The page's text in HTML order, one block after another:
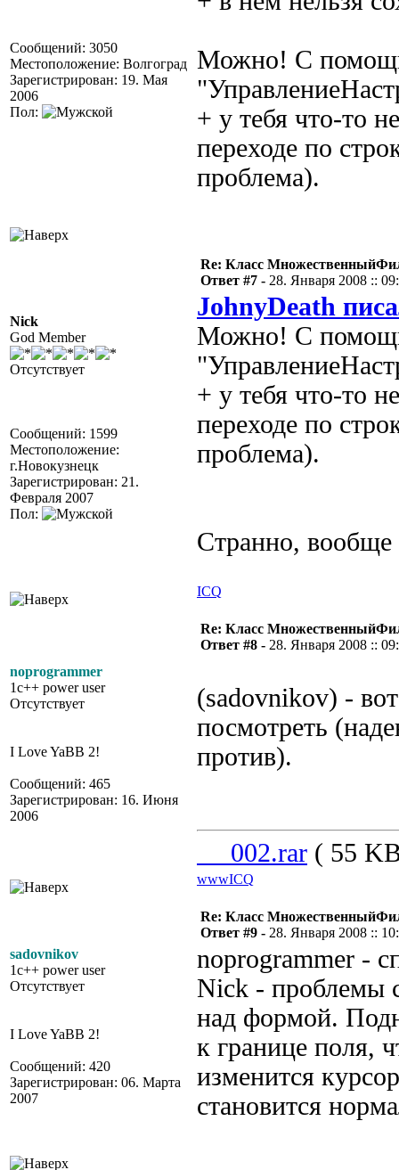
Сообщений: 3050
Местоположение: Волгоград
Зарегистрирован: 19. Мая
2006
Пол:
Можно! С
+ у тебя что-то
переходе по
проблема).
Nick
God Member
Отсутствует
Сообщений: 1599
Местоположение:
г.Новокузнецк
Зарегистрирован: 21.
Февраля 2007
Пол:
Re: Класс
Ответ #7 - 28. Января 2008 ::
JohnyDeath
Можно! С
+ у тебя что-то
переходе по
проблема).
Странно,
ICQ
noprogrammer
1c++ power user
Отсутствует
I Love YaBB 2!
Сообщений: 465
Зарегистрирован: 16. Июня
2006
Re: Класс
Ответ #8 - 28. Января 2008 ::
(sadovnikov) -
посмотреть
против).
__002.rar ( 55
wwwICQ
sadovnikov
1c++ power user
Отсутствует
I Love YaBB 2!
Сообщений: 420
Зарегистрирован: 06. Марта
2007
Re: Класс
Ответ #9 - 28. Января 2008 ::
noprogrammer -
Nick - проблемы
над формой.
к границе поля,
изменится
становится